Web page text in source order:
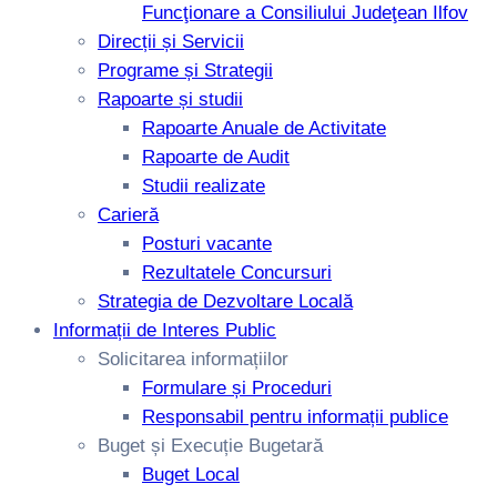
Funcţionare a Consiliului Judeţean Ilfov
Direcții și Servicii
Programe și Strategii
Rapoarte și studii
Rapoarte Anuale de Activitate
Rapoarte de Audit
Studii realizate
Carieră
Posturi vacante
Rezultatele Concursuri
Strategia de Dezvoltare Locală
Informații de Interes Public
Solicitarea informațiilor
Formulare și Proceduri
Responsabil pentru informații publice
Buget și Execuție Bugetară
Buget Local